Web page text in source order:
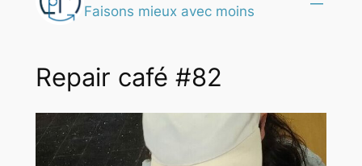
Faisons mieux avec moins
Repair café #82